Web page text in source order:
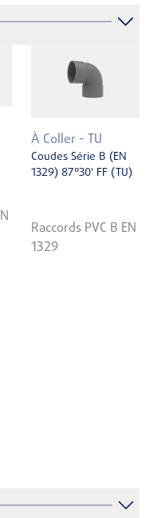
À Coller - TU
Coudes Série B (EN
1329) 87°30' FF (TU)
Raccords PVC B EN
1329